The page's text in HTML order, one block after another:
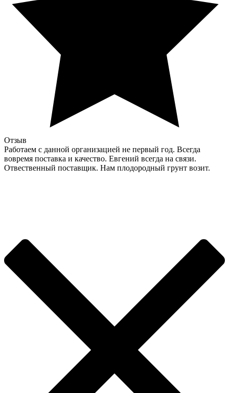
Отзыв
Работаем с данной организацией не первый год. Всегда
вовремя поставка и качество. Евгений всегда на связи.
Отвественный поставщик. Нам плодородный грунт возит.